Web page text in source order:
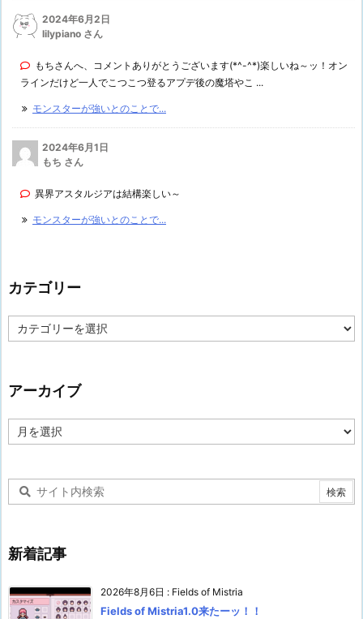
2024年6月2日
lilypiano さん
もちさんへ、コメントありがとうございます(*^-^*)楽しいね～ッ！オン
ラインだけど一人でこつこつ登るアプデ後の魔塔やこ ...
モンスターが強いとのことで...
2024年6月1日
もち さん
異界アスタルジアは結構楽しい～
モンスターが強いとのことで...
カテゴリー
テ
ー
アーカイブ
ー
新着記事
2026年8月6日 : Fields of Mistria
Fields of Mistria1.0来たーッ！！